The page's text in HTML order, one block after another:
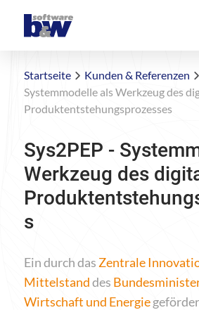
Startseite Kunden & Referenzen
Systemmodelle als Werkzeug des
Produktentstehungsprozesses
Sys2PEP -
Werkzeug des
s
Ein durch das Zentrale
Mittelstanddes
Wirtschaft und Energie